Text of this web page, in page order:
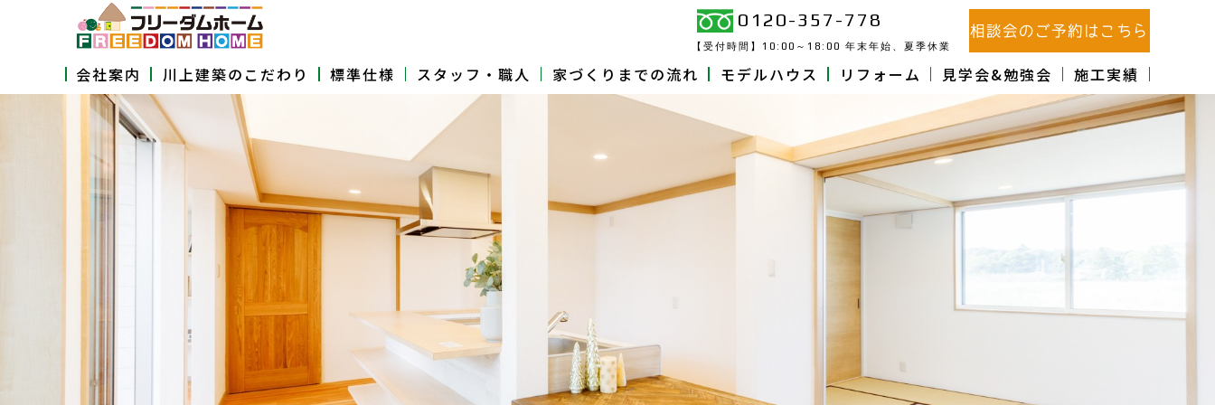
0120-357-778
【受付時間】 10:00～18:00 年末年始、夏季休業
相談会のご予約はこちら
会社案内 川上建築のこだわり 標準仕様 スタッフ・職人 家づくりまでの流れ モデルハウス リフォーム 見学会&勉強会 施工実績